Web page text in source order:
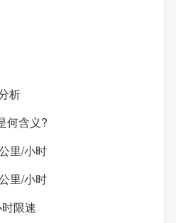
析
何含义?
里/小时
里/小时
限速